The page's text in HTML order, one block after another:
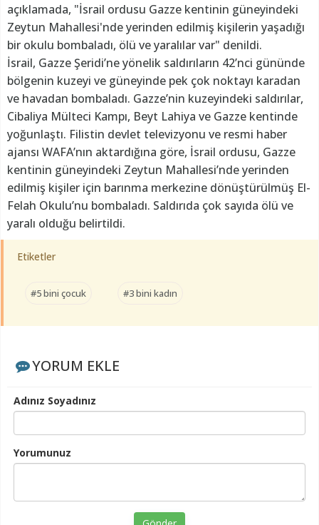
açıklamada, "İsrail ordusu Gazze kentinin güneyindeki
Zeytun Mahallesi'nde yerinden edilmiş kişilerin yaşadığı
bir okulu bombaladı, ölü ve yaralılar var" denildi.
İsrail, Gazze Şeridi’ne yönelik saldırıların 42’nci gününde
bölgenin kuzeyi ve güneyinde pek çok noktayı karadan
ve havadan bombaladı. Gazze’nin kuzeyindeki saldırılar,
Cibaliya Mülteci Kampı, Beyt Lahiya ve Gazze kentinde
yoğunlaştı. Filistin devlet televizyonu ve resmi haber
ajansı WAFA’nın aktardığına göre, İsrail ordusu, Gazze
kentinin güneyindeki Zeytun Mahallesi’nde yerinden
edilmiş kişiler için barınma merkezine dönüştürülmüş El-
Felah Okulu’nu bombaladı. Saldırıda çok sayıda ölü ve
yaralı olduğu belirtildi.
Etiketler
#5 bini çocuk #3 bini kadın
YORUM EKLE
Adınız Soyadınız
Yorumunuz